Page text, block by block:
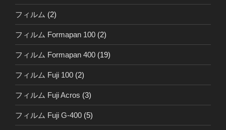
フィルム (2)
フィルム Formapan 100 (2)
フィルム Formapan 400 (19)
フィルム Fuji 100 (2)
フィルム Fuji Acros (3)
フィルム Fuji G-400 (5)